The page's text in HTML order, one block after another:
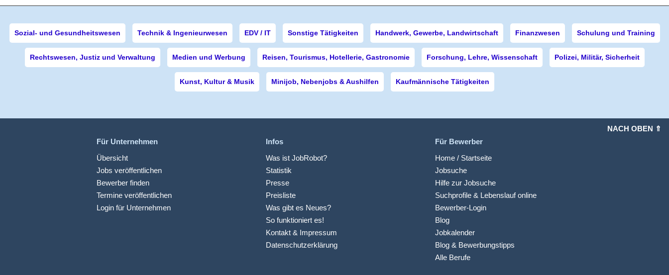
Sozial- und Gesundheitswesen Technik & Ingenieurwesen EDV / IT Sonstige Tätigkeiten Handwerk, Gewerbe, Landwirtschaft Finanzwesen Schulung und Training
Rechtswesen, Justiz und Verwaltung Medien und Werbung Reisen, Tourismus, Hotellerie, Gastronomie Forschung, Lehre, Wissenschaft Polizei, Militär, Sicherheit
Kunst, Kultur & Musik Minijob, Nebenjobs & Aushilfen Kaufmännische Tätigkeiten
NACH OBEN ⇑
Für Unternehmen
Übersicht
Jobs veröffentlichen
Bewerber finden
Termine veröffentlichen
Login für Unternehmen
Infos
Was ist JobRobot?
Statistik
Presse
Preisliste
Was gibt es Neues?
So funktioniert es!
Kontakt & Impressum
Datenschutzerklärung
Für Bewerber
Home / Startseite
Jobsuche
Hilfe zur Jobsuche
Suchprofile & Lebenslauf online
Bewerber-Login
Blog
Jobkalender
Blog & Bewerbungstipps
Alle Berufe